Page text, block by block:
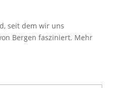
seit dem wir uns
Bergen fasziniert. Mehr